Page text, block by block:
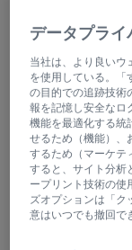
パピー高野：
実は僕も入社
たんです。な
サウナー岩田：
仲良くやらせ
データプライ
当社は、より良いウ
を使用している。「
の目的での追跡技術
報を記憶し安全なロ
機能を最適化する統
せるため（機能）、
するため（マーケテ
すると、サイト分析
ープリント技術の使
ズオプションは「ク
意はいつでも撤回で